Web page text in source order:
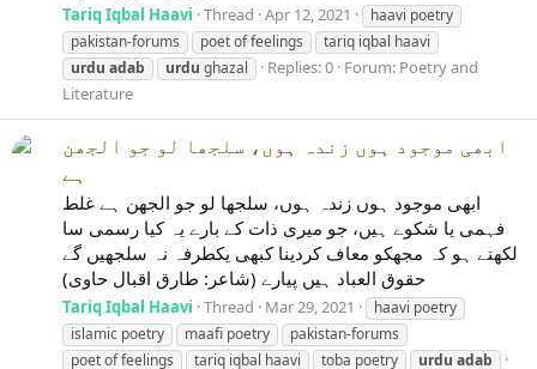
Tariq Iqbal Haavi Thread Apr 12, 2021
haavi poetry
pakistan-forums
poet of feelings
tariq iqbal haavi
urdu adab urdu ghazal Replies: 0 Forum: Poetry and
Literature
ابھی موجود ہوں زندہ ہوں، سلجھا لو جو الجھن
ہے
ابھی موجود ہوں زندہ ہوں، سلجھا لو جو الجھن ہے غلط
فہمی یا شکوے ہیں، جو میری ذات کے بارے یہ کیا رسمی سا
لکھتے ہو کہ مجھکو معاف کردینا کبھی یکطرفہ نہ سلجھیں گے
حقوق العباد ہیں پیارے (شاعر: طارق اقبال حاوی)
Tariq Iqbal Haavi Thread Mar 29, 2021
haavi poetry
islamic poetry
maafi poetry
pakistan-forums
poet of feelings
tariq iqbal haavi toba poetry urdu adab